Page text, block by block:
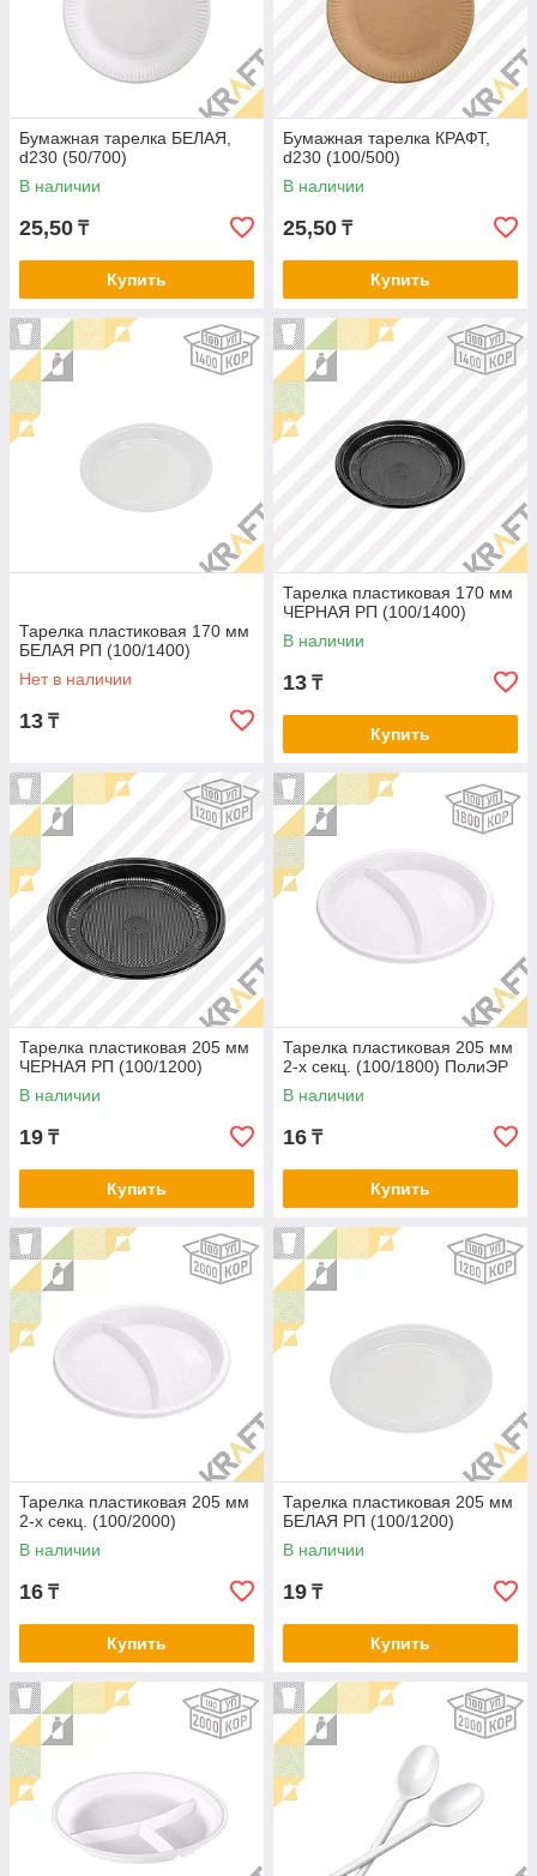
Бумажная тарелка БЕЛАЯ,
d230 (50/700)
В наличии
25,50 ₸
Купить
Бумажная тарелка КРАФТ,
d230 (100/500)
В наличии
25,50 ₸
Купить
Тарелка пластиковая 170 мм
БЕЛАЯ РП (100/1400)
Нет в наличии
13 ₸
Тарелка пластиковая 170 мм
ЧЕРНАЯ РП (100/1400)
В наличии
13 ₸
Купить
Тарелка пластиковая 205 мм
ЧЕРНАЯ РП (100/1200)
В наличии
19 ₸
Купить
Тарелка пластиковая 205 мм
2-х секц. (100/1800) ПолиЭР
В наличии
16 ₸
Купить
Тарелка пластиковая 205 мм
2-х секц. (100/2000)
В наличии
16 ₸
Купить
Тарелка пластиковая 205 мм
БЕЛАЯ РП (100/1200)
В наличии
19 ₸
Купить